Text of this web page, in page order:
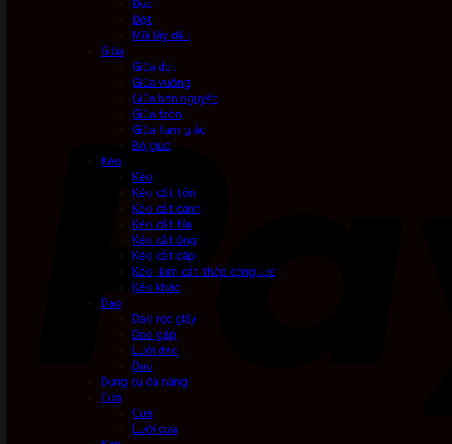
Đục
Đột
Mũi lấy dấu
Giũa
Giũa dẹt
Giũa vuông
Giũa bán nguyệt
Giũa tròn
Giũa tam giác
Bộ giũa
Kéo
Kéo
Kéo cắt tôn
Kéo cắt cành
Kéo cắt tỉa
Kéo cắt ống
Kéo cắt cáp
Kéo, kìm cắt thép cộng lực
Kéo khác
Dao
Dao rọc giấy
Dao gấp
Lưỡi dao
Dao
Dụng cụ đa năng
Cưa
Cưa
Lưỡi cưa